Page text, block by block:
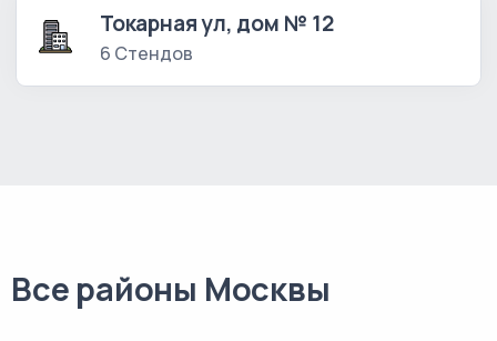
Токарная ул, дом № 12
6 Стендов
Все районы Москвы